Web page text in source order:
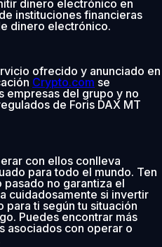
dinero electrónico en
instituciones financieras
dinero electrónico.
ofrecido y anunciado en
Crypto.com se
empresas del grupo y no
de Foris DAX MT
con ellos conlleva
para todo el mundo. Ten
no garantiza el
cuidadosamente si invertir
ti según tu situación
Puedes encontrar más
asociados con operar o